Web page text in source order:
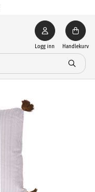
Logg inn Handlekurv